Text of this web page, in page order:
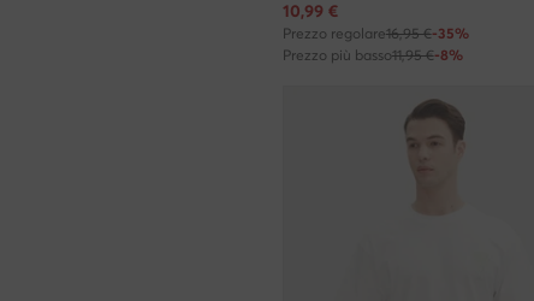
Prezzo attuale
10,99 €
Prezzo regolare16,95 €-35%
Prezzo più basso11,95 €-8%